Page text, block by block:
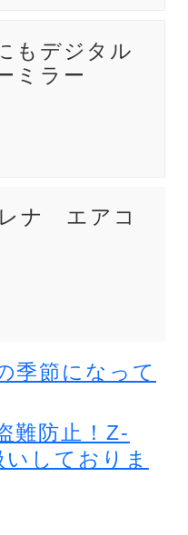
もデジタル
ミラー
ナ エアコ
季節になって
難防止！Z-
しておりま